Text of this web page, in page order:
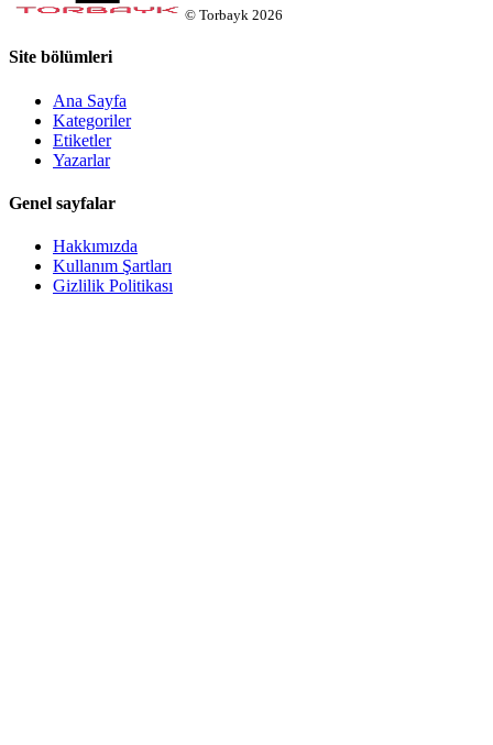
© Torbayk 2026
Site bölümleri
Ana Sayfa
Kategoriler
Etiketler
Yazarlar
Genel sayfalar
Hakkımızda
Kullanım Şartları
Gizlilik Politikası